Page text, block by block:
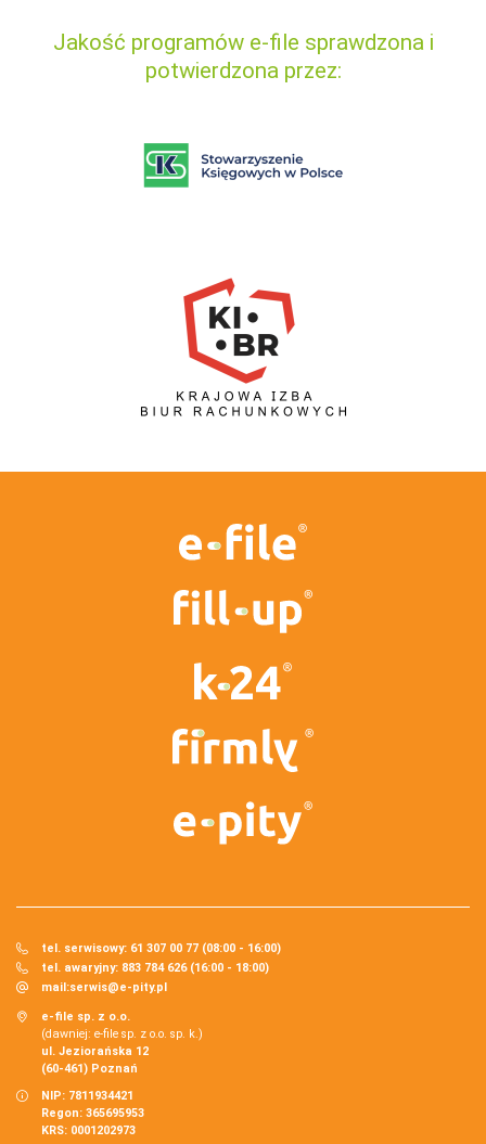
Jakość programów e-file sprawdzona i
potwierdzona przez:
tel. serwisowy: 61 307 00 77 (08:00 - 16:00)
tel. awaryjny: 883 784 626 (16:00 - 18:00)
mail:serwis@e-pity.pl
e-file sp. z o.o.
(dawniej: e-file sp. z o.o. sp. k.)
ul. Jeziorańska 12
(60-461) Poznań
NIP: 7811934421
Regon: 365695953
KRS: 0001202973